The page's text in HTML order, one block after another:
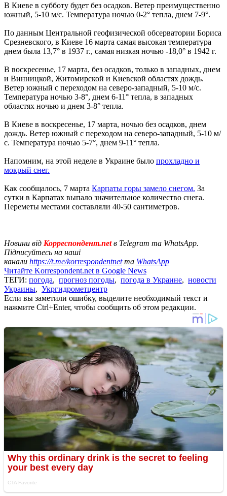
В Киеве в субботу будет без осадков. Ветер преимущественно
южный, 5-10 м/с. Температура ночью 0-2° тепла, днем 7-9°.
По данным Центральной геофизической обсерватории Бориса
Срезневского, в Киеве 16 марта самая высокая температура
днем была 13,7° в 1937 г., самая низкая ночью -18,0° в 1942 г.
В воскресенье, 17 марта, без осадков, только в западных, днем
и Винницкой, Житомирской и Киевской областях дождь.
Ветер южный с переходом на северо-западный, 5-10 м/с.
Температура ночью 3-8°, днем 6-11° тепла, в западных
областях ночью и днем 3-8° тепла.
В Киеве в воскресенье, 17 марта, ночью без осадков, днем
дождь. Ветер южный с переходом на северо-западный, 5-10 м/
с. Температура ночью 5-7°, днем 9-11° тепла.
Напомним, на этой неделе в Украине было прохладно и
мокрый снег.
Как сообщалось, 7 марта Карпаты горы замело снегом. За
сутки в Карпатах выпало значительное количество снега.
Переметы местами составляли 40-50 сантиметров.
Новини від Корреспондент.netв Telegram та WhatsApp.
Підписуйтесь на наші
канали https://t.me/korrespondentnetта WhatsApp
Читайте Korrespondent.net в Google News
ТЕГИ: погода, прогноз погоды, погода в Украине, новости
Украины, Укргидрометцентр
Если вы заметили ошибку, выделите необходимый текст и
нажмите Ctrl+Enter, чтобы сообщить об этом редакции.